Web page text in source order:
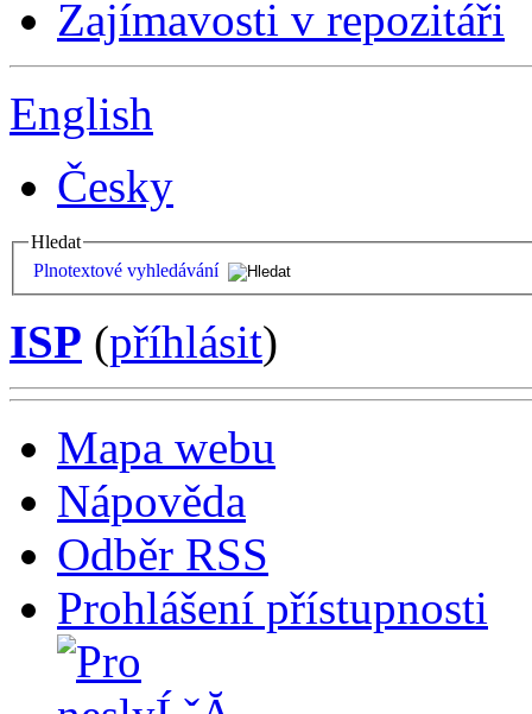
Zajímavosti v repozitáři
English
Česky
Hledat
Plnotextové vyhledávání
ISP (příhlásit)
Mapa webu
Nápověda
Odběr RSS
Prohlášení přístupnosti